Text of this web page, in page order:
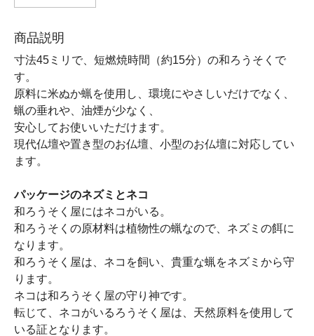
商品説明
寸法45ミリで、短燃焼時間（約15分）の和ろうそくで
す。
原料に米ぬか蝋を使用し、環境にやさしいだけでなく、
蝋の垂れや、油煙が少なく、
安心してお使いいただけます。
現代仏壇や置き型のお仏壇、小型のお仏壇に対応してい
ます。
パッケージのネズミとネコ
和ろうそく屋にはネコがいる。
和ろうそくの原材料は植物性の蝋なので、ネズミの餌に
なります。
和ろうそく屋は、ネコを飼い、貴重な蝋をネズミから守
ります。
ネコは和ろうそく屋の守り神です。
転じて、ネコがいるろうそく屋は、天然原料を使用して
いる証となります。